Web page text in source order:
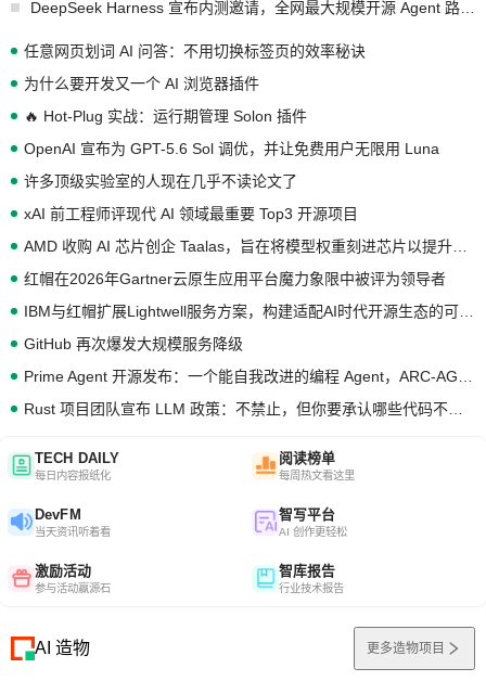
任意网页划词 AI 问答：不用切换标签页的效率秘诀
为什么要开发又一个 AI 浏览器插件
🔥 Hot-Plug 实战：运行期管理 Solon 插件
OpenAI 宣布为 GPT-5.6 Sol 调优，并让免费用户无限用 Luna
许多顶级实验室的人现在几乎不读论文了
xAI 前工程师评现代 AI 领域最重要 Top3 开源项目
红帽在2026年Gartner云原生应用平台魔力象限中被评为领导者
GitHub 再次爆发大规模服务降级
TECH DAILY
每日内容报纸化
阅读榜单
每周热文看这里
DevFM
当天资讯听着看
智写平台
AI 创作更轻松
激励活动
参与活动赢源石
智库报告
行业技术报告
AI 造物 更多造物项目